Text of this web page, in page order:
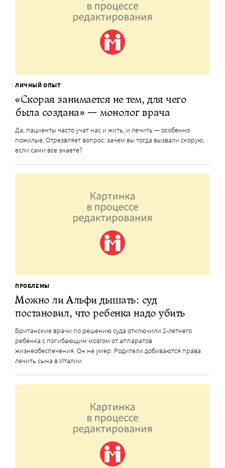
ЛИЧНЫЙ ОПЫТ
«Скорая занимается не тем, для чего
была создана» — монолог врача
Да, пациенты часто учат нас и жить, и лечить — особенно
пожилые. Отрезвляет вопрос: зачем вы тогда вызвали скорую,
если сами все знаете?
ПРОБЛЕМЫ
Можно ли Альфи дышать: суд
постановил, что ребенка надо убить
Британские врачи по решению суда отключили 2-летнего
ребенка с погибающим мозгом от аппаратов
жизнеобеспечения. Он не умер. Родители добиваются права
лечить сына в Италии